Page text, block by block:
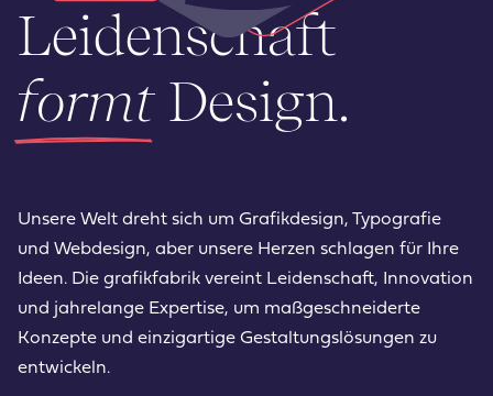
Leidenschaft
formt Design.
Unsere Welt dreht sich um Grafikdesign, Typografie
und Webdesign, aber unsere Herzen schlagen für Ihre
Ideen. Die grafikfabrik vereint Leidenschaft, Innovation
und jahrelange Expertise, um maßgeschneiderte
Konzepte und einzigartige Gestaltungslösungen zu
entwickeln.